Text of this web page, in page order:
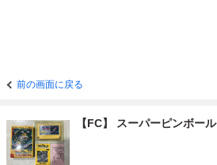
前の画面に戻る
【FC】 スーパーピンボール